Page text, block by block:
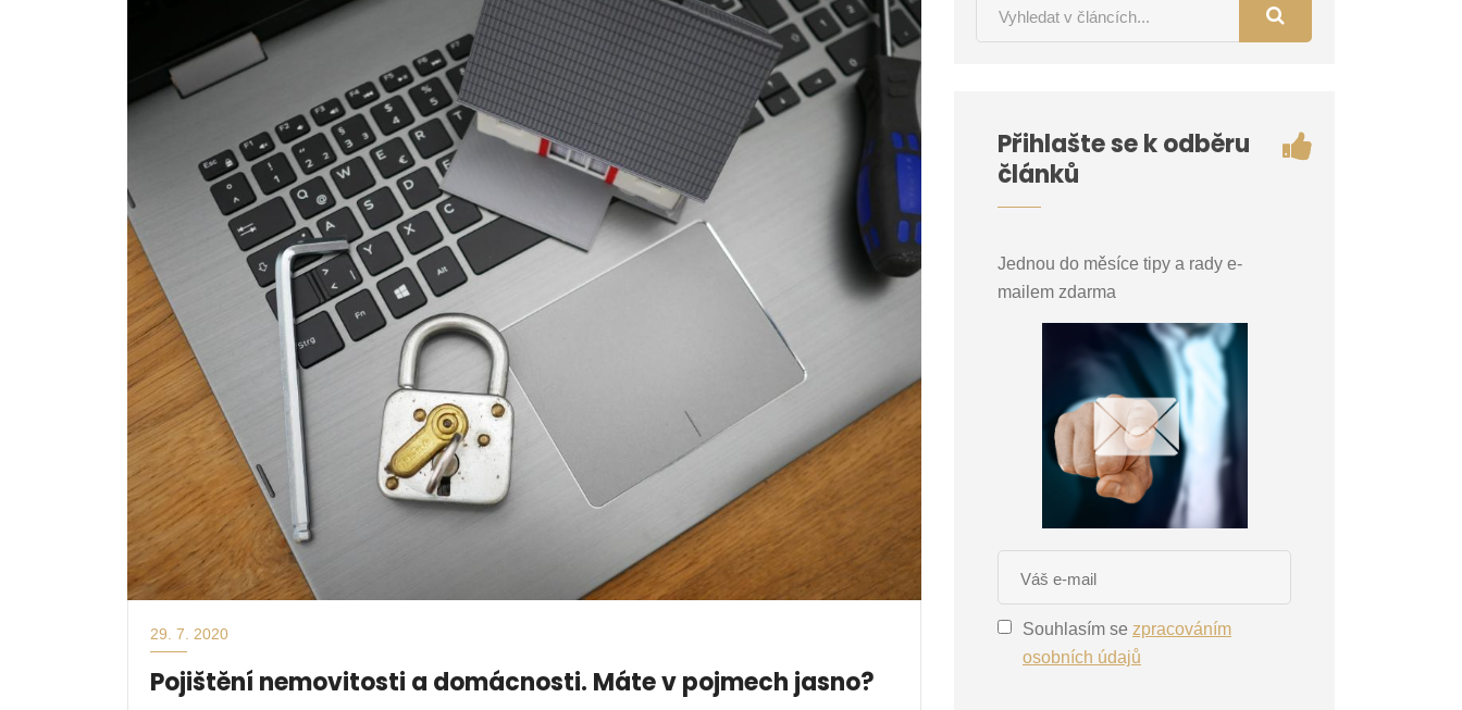
29. 7. 2020
Pojištění nemovitosti a domácnosti. Máte v pojmech jasno?
Přihlašte se k odběru
článků
Jednou do měsíce tipy a rady e-
mailem zdarma
Souhlasím se zpracováním
osobních údajů